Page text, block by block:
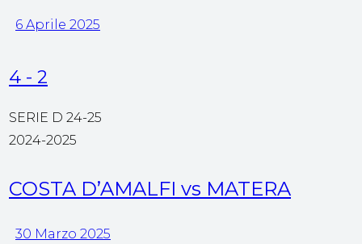
6 Aprile 2025
4 - 2
SERIE D 24-25
2024-2025
COSTA D’AMALFI vs MATERA
30 Marzo 2025